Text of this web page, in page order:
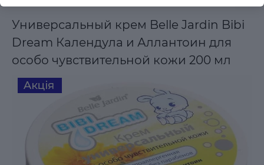
Универсальный крем Belle Jardin Bibi
Dream Календула и Аллантоин для
особо чувствительной кожи 200 мл